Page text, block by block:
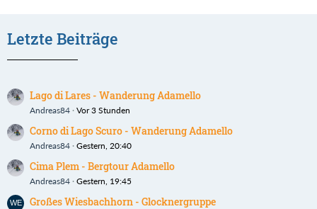
Letzte Beiträge
Lago di Lares - Wanderung Adamello
Andreas84 Vor 3 Stunden
Corno di Lago Scuro - Wanderung Adamello
Andreas84 Gestern, 20:40
Cima Plem - Bergtour Adamello
Andreas84 Gestern, 19:45
Großes Wiesbachhorn - Glocknergruppe